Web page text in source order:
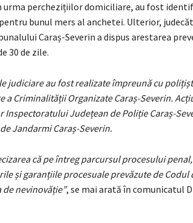
urma perchezițiilor domiciliare, au fost
bunul mers al anchetei. Ulterior,
Caraș-Severin a dispus arestarea
30 de zile.
judiciare au fost realizate împreună cu
a Criminalității Organizate Caraș-Severin.
Inspectoratului Județean de Poliție Caraș-
Jandarmi Caraș-Severin.
că pe întreg parcursul procesului
și garanțiile procesuale prevăzute de
nevinovăție”, se mai arată în comunicatul